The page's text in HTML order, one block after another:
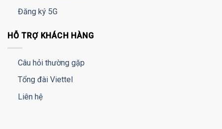
Đăng ký 5G
HỖ TRỢ KHÁCH HÀNG
Câu hỏi thường gặp
Tổng đài Viettel
Liên hệ